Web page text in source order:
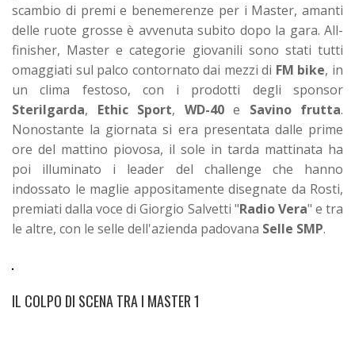
scambio di premi e benemerenze per i Master, amanti
delle ruote grosse è avvenuta subito dopo la gara. All-
finisher, Master e categorie giovanili sono stati tutti
omaggiati sul palco contornato dai mezzi di FM bike, in
un clima festoso, con i prodotti degli sponsor
Sterilgarda, Ethic Sport, WD-40 e Savino frutta.
Nonostante la giornata si era presentata dalle prime
ore del mattino piovosa, il sole in tarda mattinata ha
poi illuminato i leader del challenge che hanno
indossato le maglie appositamente disegnate da Rosti,
premiati dalla voce di Giorgio Salvetti "Radio Vera" e tra
le altre, con le selle dell'azienda padovana Selle SMP.
IL COLPO DI SCENA TRA I MASTER 1